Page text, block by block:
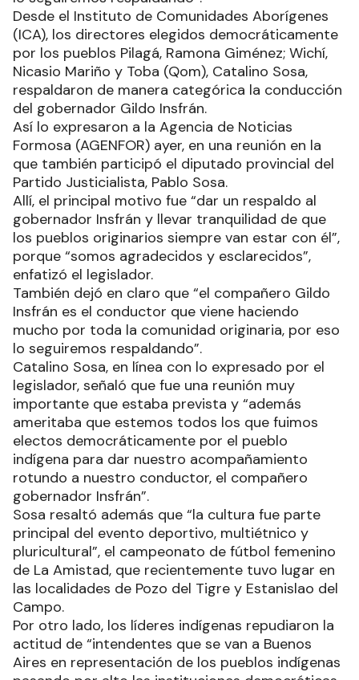
Desde el Instituto de Comunidades Aborígenes
(ICA), los directores elegidos democráticamente
por los pueblos Pilagá, Ramona Giménez; Wichí,
Nicasio Mariño y Toba (Qom), Catalino Sosa,
respaldaron de manera categórica la conducción
del gobernador Gildo Insfrán.
Así lo expresaron a la Agencia de Noticias
Formosa (AGENFOR) ayer, en una reunión en la
que también participó el diputado provincial del
Partido Justicialista, Pablo Sosa.
Allí, el principal motivo fue “dar un respaldo al
gobernador Insfrán y llevar tranquilidad de que
los pueblos originarios siempre van estar con él”,
porque “somos agradecidos y esclarecidos”,
enfatizó el legislador.
También dejó en claro que “el compañero Gildo
Insfrán es el conductor que viene haciendo
mucho por toda la comunidad originaria, por eso
lo seguiremos respaldando”.
Catalino Sosa, en línea con lo expresado por el
legislador, señaló que fue una reunión muy
importante que estaba prevista y “además
ameritaba que estemos todos los que fuimos
electos democráticamente por el pueblo
indígena para dar nuestro acompañamiento
rotundo a nuestro conductor, el compañero
gobernador Insfrán”.
Sosa resaltó además que “la cultura fue parte
principal del evento deportivo, multiétnico y
pluricultural”, el campeonato de fútbol femenino
de La Amistad, que recientemente tuvo lugar en
las localidades de Pozo del Tigre y Estanislao del
Campo.
Por otro lado, los líderes indígenas repudiaron la
actitud de “intendentes que se van a Buenos
Aires en representación de los pueblos indígenas